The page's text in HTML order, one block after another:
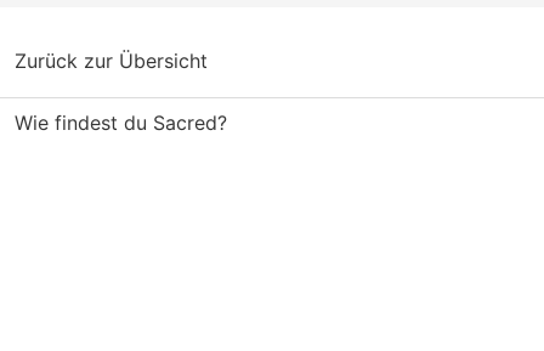
Zurück zur Übersicht
Wie findest du Sacred?